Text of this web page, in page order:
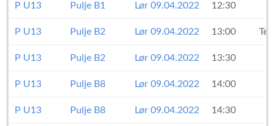
P U13 Pulje B1 Lør 09.04.2022 12:30
P U13 Pulje B2 Lør 09.04.2022 13:00
P U13 Pulje B2 Lør 09.04.2022 13:30
P U13 Pulje B8 Lør 09.04.2022 14:00
P U13 Pulje B8 Lør 09.04.2022 14:30